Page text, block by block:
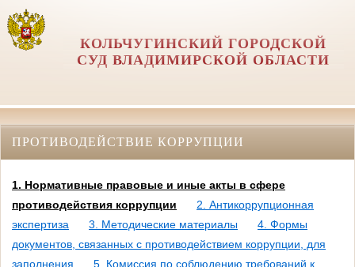
КОЛЬЧУГИНСКИЙ ГОРОДСКОЙ
СУД ВЛАДИМИРСКОЙ ОБЛАСТИ
ПРОТИВОДЕЙСТВИЕ КОРРУПЦИИ
1. Нормативные правовые и иные акты в сфере
противодействия коррупции
2. Антикоррупционная
экспертиза
3. Методические материалы
4. Формы
документов, связанных с противодействием коррупции, для
заполнения
5. Комиссия по соблюдению требований к